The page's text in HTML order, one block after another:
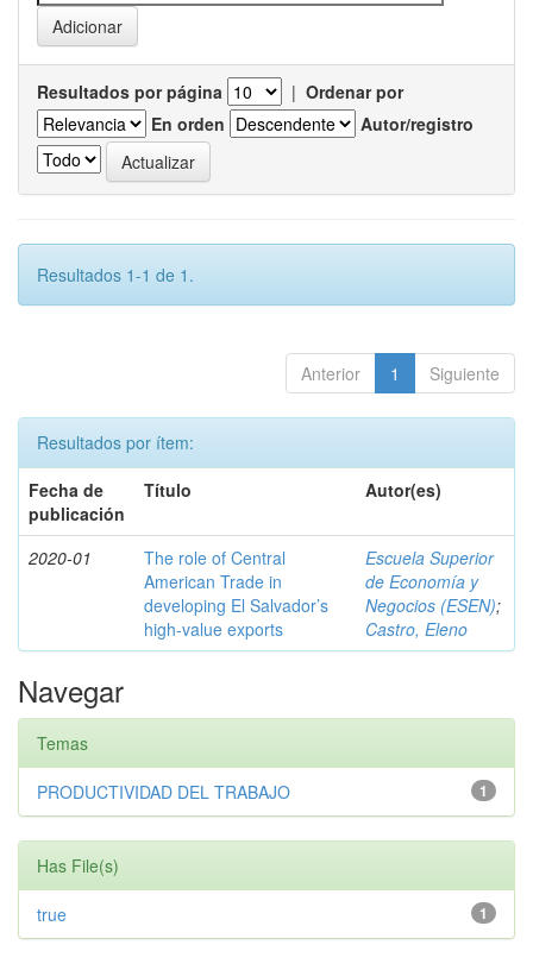
Resultados por página | Ordenar por
En orden
Autor/registro
Resultados 1-1 de 1.
Anterior 1 Siguiente
Resultados por ítem:
Fecha de
publicación
Título Autor(es)
2020-01
The role of Central
American Trade in
developing El Salvador’s
high-value exports
Escuela Superior
de Economía y
Negocios (ESEN);
Castro, Eleno
Navegar
Temas
1
PRODUCTIVIDAD DEL TRABAJO
Has File(s)
1
true